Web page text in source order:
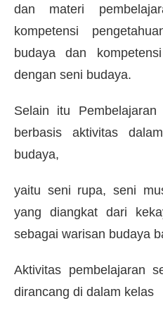
dan materi
kompetensi
budaya dan
dengan seni budaya.
Selain itu
berbasis aktivitas
budaya,
yaitu seni rupa, seni
yang diangkat dari
sebagai warisan budaya
Aktivitas pembelajaran
dirancang di dalam kelas